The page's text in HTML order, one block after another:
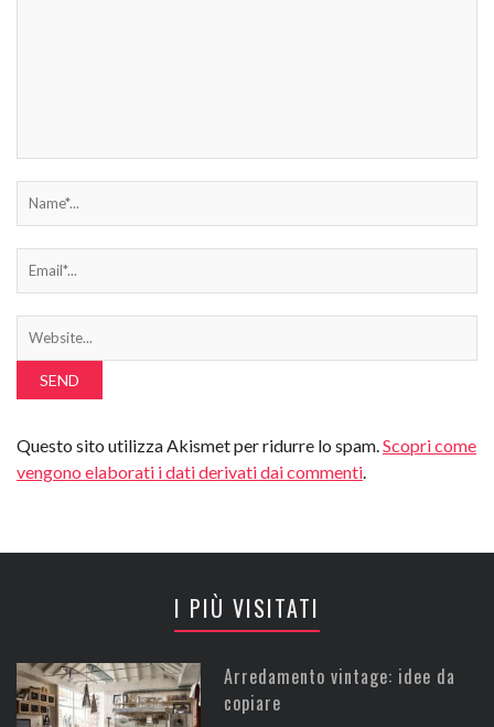
Questo sito utilizza Akismet per ridurre lo spam.Scopri come
vengono elaborati i dati derivati dai commenti.
I PIÙ VISITATI
Arredamento vintage: idee da
copiare